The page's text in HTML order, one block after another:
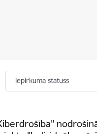
Iepirkuma statuss